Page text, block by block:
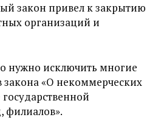
закон привел к закрытию
организаций и
нужно исключить многие
закона «О некоммерческих
филиалов».